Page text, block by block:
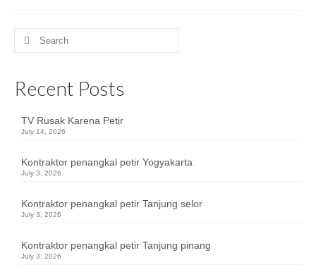
Search
Recent Posts
TV Rusak Karena Petir
July 14, 2026
Kontraktor penangkal petir Yogyakarta
July 3, 2026
Kontraktor penangkal petir Tanjung selor
July 3, 2026
Kontraktor penangkal petir Tanjung pinang
July 3, 2026